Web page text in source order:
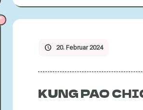
20. Februar 2024
KUNG PAO